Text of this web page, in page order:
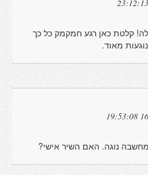
קלטת כאן רגע חמקמק כל כך
מאוד.
נוגה. האם השיר אישי?